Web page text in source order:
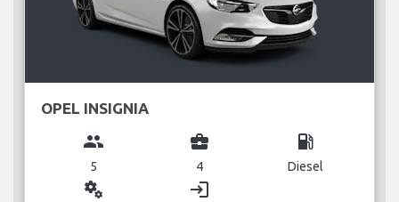
OPEL INSIGNIA
group
5
business_center
4
local_gas_station
Diesel
miscellaneous_services login